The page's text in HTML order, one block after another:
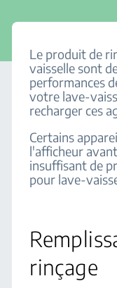
Le produit de
vaisselle sont
performances
votre lave-
recharger ces
Certains
l'afficheur
insuffisant de
pour lave-
rinçage